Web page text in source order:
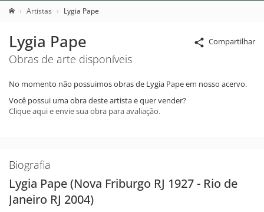
Artistas Lygia Pape
Compartilhar
Lygia Pape
Obras de arte disponíveis
No momento não possuimos obras de Lygia Pape em nosso acervo.
Você possui uma obra deste artista e quer vender?
Clique aqui e envie sua obra para avaliação.
Biografia
Lygia Pape (Nova Friburgo RJ 1927 - Rio de
Janeiro RJ 2004)